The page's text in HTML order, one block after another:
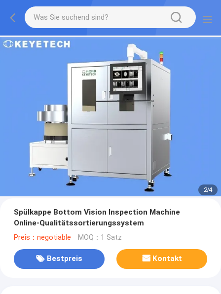
2/4
Spülkappe Bottom Vision Inspection Machine
Online-Qualitätssortierungssystem
Preis：negotiable MOQ：1 Satz
Bestpreis Kontakt